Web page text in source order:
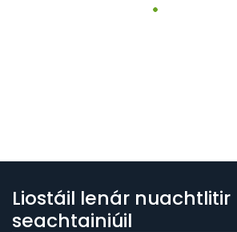
Liostáil lenár nuachtlitir
seachtainiúil